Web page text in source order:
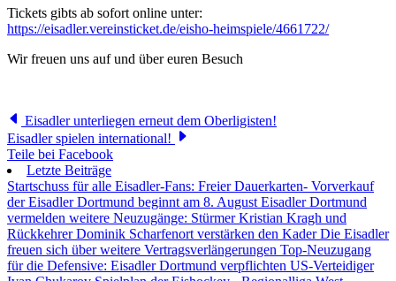
Tickets gibts ab sofort online unter:
https://eisadler.vereinsticket.de/eisho-heimspiele/4661722/
Wir freuen uns auf und über euren Besuch
Eisadler unterliegen erneut dem Oberligisten!
Eisadler spielen international!
Teile bei Facebook
Letzte Beiträge
Startschuss für alle Eisadler-Fans: Freier Dauerkarten- Vorverkauf
der Eisadler Dortmund beginnt am 8. August Eisadler Dortmund
vermelden weitere Neuzugänge: Stürmer Kristian Kragh und
Rückkehrer Dominik Scharfenort verstärken den KaderDie Eisadler
freuen sich über weitere Vertragsverlängerungen Top-Neuzugang
für die Defensive: Eisadler Dortmund verpflichten US-Verteidiger